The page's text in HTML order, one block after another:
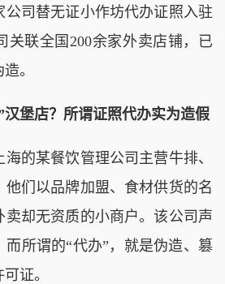
公司替无证小作坊代办证照入驻
关联全国200余家外卖店铺，已
。
汉堡店？所谓证照代办实为造假
某餐饮管理公司主营牛排、
他们以品牌加盟、食材供货的名
卖却无资质的小商户。该公司声
所谓的“代办”，就是伪造、篡
证。